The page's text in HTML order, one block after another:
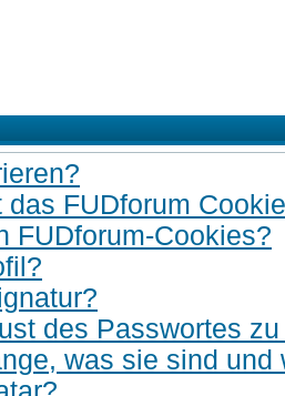
das FUDforum
FUDforum-Cookies?
des Passwortes
was sie sind und